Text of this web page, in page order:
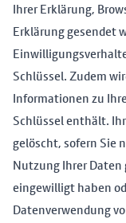
Ihrer Erklärung,
Erklärung gesendet
Schlüssel. Zudem
Informationen zu
Schlüssel enthält.
gelöscht, sofern Sie
Nutzung Ihrer Daten
eingewilligt haben
Datenverwendung